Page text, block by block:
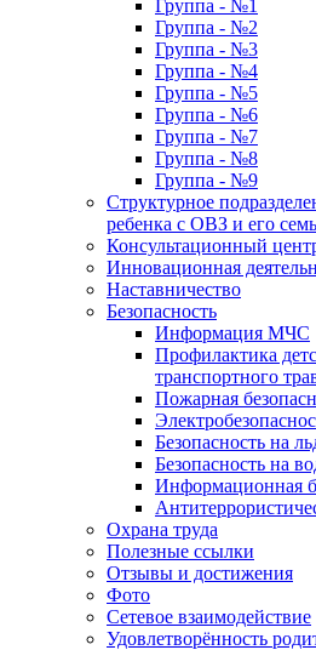
Группа - №1
Группа - №2
Группа - №3
Группа - №4
Группа - №5
Группа - №6
Группа - №7
Группа - №8
Группа - №9
Структурное
ребенка с ОВЗ и его
Консультационный
Инновационная
Наставничество
Безопасность
Информация МЧС
Профилактика
транспортного
Пожарная
Безопасность на
Безопасность на
Информационная
Охрана труда
Полезные ссылки
Отзывы и достижения
Фото
Сетевое взаимодействие
Удовлетворённость